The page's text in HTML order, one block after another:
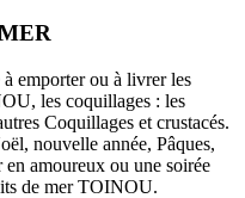
emporter ou à livrer les
les coquillages : les
Coquillages et crustacés.
nouvelle année, Pâques,
amoureux ou une soirée
de mer TOINOU.